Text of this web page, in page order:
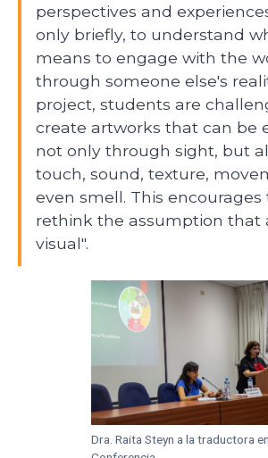
perspectives and
only briefly, to understand
means to engage with the
through someone else's
project, students are
create artworks that can be
not only through sight, but
touch, sound, texture,
even smell. This
rethink the assumption that
visual".
Dra. Raita Steyn a la traductora